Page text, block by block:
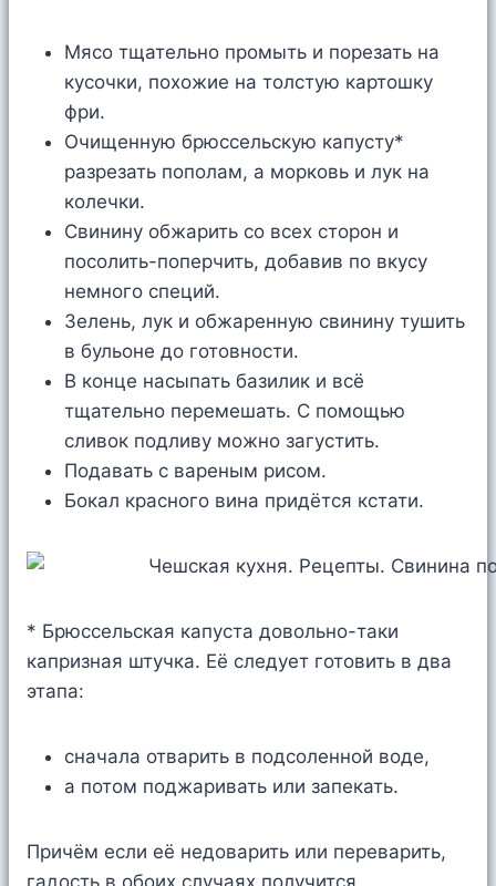
Мясо тщательно промыть и порезать на
кусочки, похожие на толстую картошку
фри.
Очищенную брюссельскую капусту*
разрезать пополам, а морковь и лук на
колечки.
Свинину обжарить со всех сторон и
посолить-поперчить, добавив по вкусу
немного специй.
Зелень, лук и обжаренную свинину тушить
в бульоне до готовности.
В конце насыпать базилик и всё
тщательно перемешать. С помощью
сливок подливу можно загустить.
Подавать с вареным рисом.
Бокал красного вина придётся кстати.
* Брюссельская капуста довольно-таки
капризная штучка. Её следует готовить в два
этапа:
сначала отварить в подсоленной воде,
а потом поджаривать или запекать.
Причём если её недоварить или переварить,